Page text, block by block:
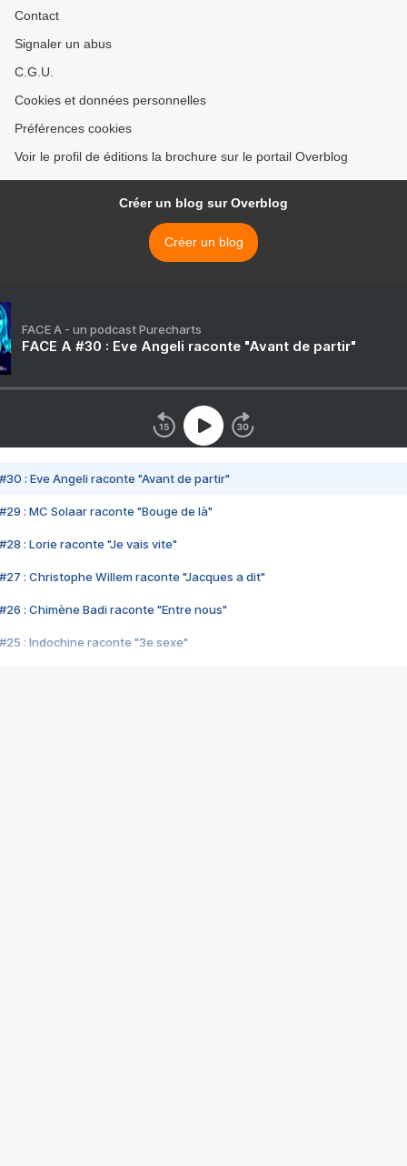
Contact
Signaler un abus
C.G.U.
Cookies et données personnelles
Préférences cookies
Voir le profil de éditions la brochure sur le portail Overblog
Créer un blog sur Overblog
Créer un blog
FACE A - un podcast Purecharts
FACE A #30 : Eve Angeli raconte "Avant de partir"
#30 : Eve Angeli raconte "Avant de partir"
#29 : MC Solaar raconte "Bouge de là"
#28 : Lorie raconte "Je vais vite"
#27 : Christophe Willem raconte "Jacques a dit"
#26 : Chimène Badi raconte "Entre nous"
#25 : Indochine raconte "3e sexe"